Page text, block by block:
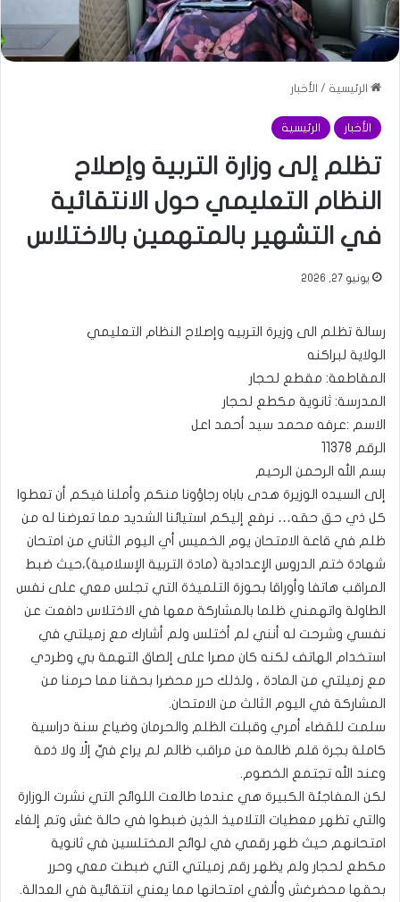
الرئيسية / الأخبار
الأخبار الرئيسية
تظلم إلى وزارة التربية وإصلاح
النظام التعليمي حول الانتقائية
في التشهير بالمتهمين بالاختلاس
يونيو 27, 2026
رسالة تظلم الى وزيرة التربيه وإصلاح النظام التعليمي
الولاية لبراكنه
المقاطعة: مقطع لحجار
المدرسة: ثانوية مكطع لحجار
الاسم :عرفه محمد سيد أحمد اعل
الرقم 11378
بسم الله الرحمن الرحيم
إلى السيده الوزيرة هدى باباه رجاؤونا منكم وأملنا فيكم أن تعطوا
كل ذي حق حقه… نرفع إليكم استيائنا الشديد مما تعرضنا له من
ظلم في قاعة الامتحان يوم الخميس أي اليوم الثاني من امتحان
شهادة ختم الدروس الإعدادية (مادة التربية الإسلامية)،حيث ضبط
المراقب هاتفا وأوراقا بحوزة التلميذة التي تجلس معي على نفس
الطاولة واتهمني ظلما بالمشاركة معها في الاختلاس دافعت عن
نفسي وشرحت له أنني لم أختلس ولم أشارك مع زميلتي في
استخدام الهاتف لكنه كان مصرا على إلصاق التهمة بي وطردي
مع زميلتي من المادة ، ولذلك حرر محضرا بحقنا مما حرمنا من
المشاركة في اليوم الثالث من الامتحان.
سلمت للقضاء أمري وقبلت الظلم والحرمان وضياع سنة دراسية
كاملة بجرة قلم ظالمة من مراقب ظالم لم يراع فيِّ إلًا ولا ذمة
وعند الله تجتمع الخصوم.
لكن المفاجئة الكبيرة هي عندما طالعت اللوائح التي نشرت الوزارة
والتي تظهر معطيات التلاميذ الذين ضبطوا في حالة غش وتم إلغاء
امتحانهم حيث ظهر رقمي في لوائح المختلسين في ثانوية
مكطع لحجار ولم يظهر رقم زميلتي التي ضبطت معي وحرر
بحقها محضرغش وألغي امتحانها مما يعني انتقائية في العدالة.